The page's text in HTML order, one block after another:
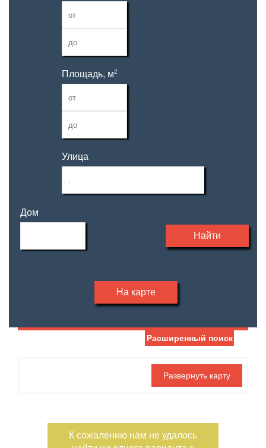
—
Площадь, м2
—
Улица
Дом
Найти
На карте
Жилая площадь
—
Площадь кухни
Участок, сотки
Расширенный поиск
К сожалению нам не удалось